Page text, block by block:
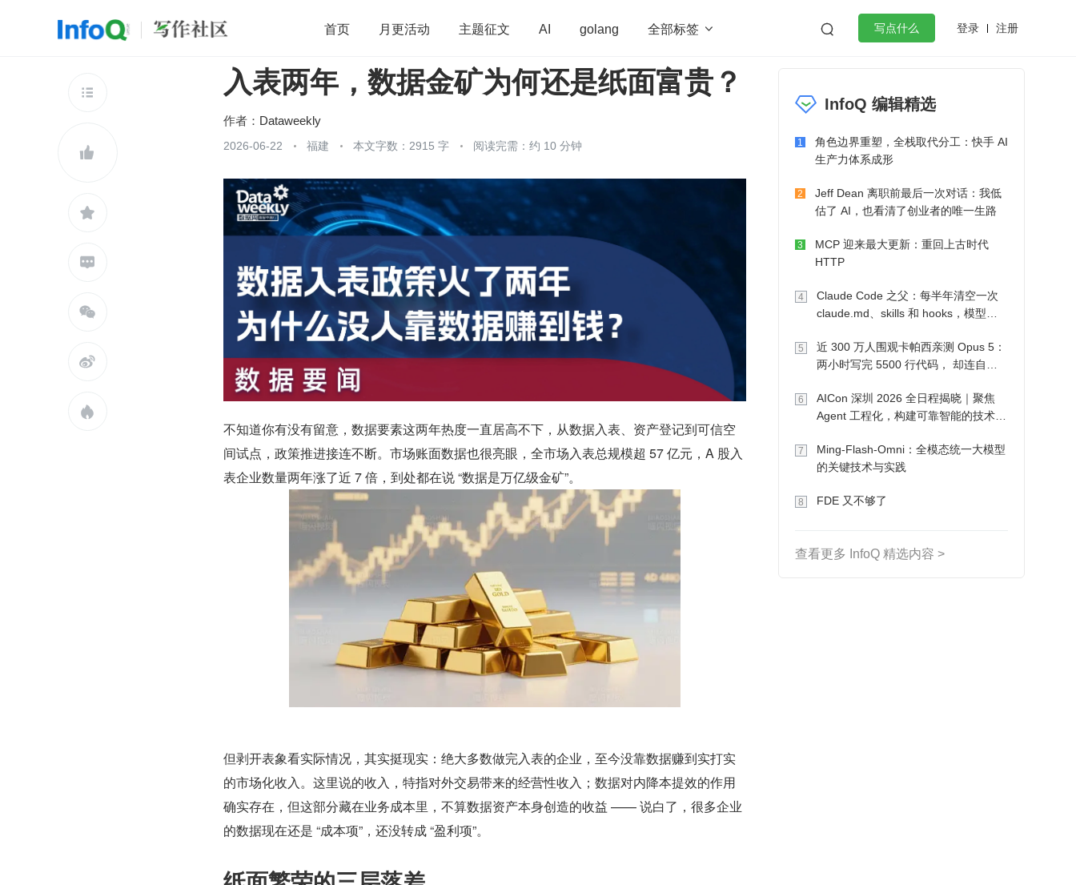
首页 月更活动 主题征文 AI golang 全部标签   写点什么 登录 注册
开源 架构 OpenHarmony 算法 学习方法 Web3.0 高效工作
微服务架构 flutter
查看更多







入表两年，数据金矿为何还是纸面富贵？
作者： Dataweekly
2026-06-22 福建 本文字数：2915 字 阅读完需：约 10 分钟
不知道你有没有留意，数据要素这两年热度一直居高不下，从数据入表、资产登记到可信空
间试点，政策推进接连不断。市场账面数据也很亮眼，全市场入表总规模超 57 亿元，A 股入
表企业数量两年涨了近 7 倍，到处都在说 “数据是万亿级金矿”。
但剥开表象看实际情况，其实挺现实：绝大多数做完入表的企业，至今没靠数据赚到实打实
的市场化收入。这里说的收入，特指对外交易带来的经营性收入；数据对内降本提效的作用
确实存在，但这部分藏在业务成本里，不算数据资产本身创造的收益 —— 说白了，很多企业
的数据现在还是 “成本项”，还没转成 “盈利项”。
InfoQ 编辑精选
1
角色边界重塑，全栈取代分工：快手 AI
生产力体系成形
2
Jeff Dean 离职前最后一次对话：我低
估了 AI，也看清了创业者的唯一生路
3
MCP 迎来最大更新：重回上古时代
HTTP
4
Claude Code 之父：每半年清空一次
claude.md、skills 和 hooks，模型自
5
近 300 万人围观卡帕西亲测 Opus 5：
两小时写完 5500 行代码， 却连自己
6
AICon 深圳 2026 全日程揭晓｜聚焦
Agent 工程化，构建可靠智能的技术路
7
Ming-Flash-Omni：全模态统一大模型
的关键技术与实践
8 FDE 又不够了
查看更多 InfoQ 精选内容 >